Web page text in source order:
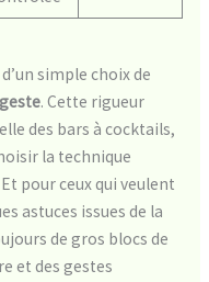
simple choix de
. Cette rigueur
des bars à cocktails,
la technique
pour ceux qui veulent
astuces issues de la
de gros blocs de
et des gestes